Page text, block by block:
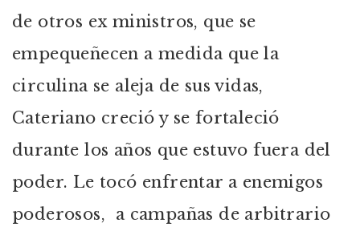
de otros ex ministros, que se
empequeñecen a medida que la
circulina se aleja de sus vidas,
Cateriano creció y se fortaleció
durante los años que estuvo fuera del
poder. Le tocó enfrentar a enemigos
poderosos, a campañas de arbitrario